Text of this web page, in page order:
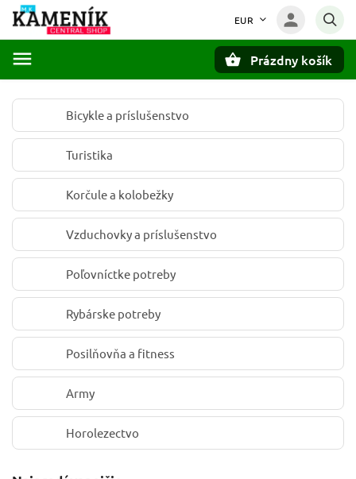
EUR
Prázdny košík
Bicykle a príslušenstvo
Turistika
Korčule a kolobežky
Vzduchovky a príslušenstvo
Poľovníctke potreby
Rybárske potreby
Posilňovňa a fitness
Army
Horolezectvo